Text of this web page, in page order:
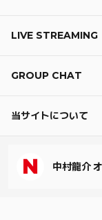
LIVE STREAMING
GROUP CHAT
当サイトについて
中村龍介